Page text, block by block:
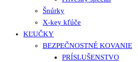
Šnúrky
X-key kľúče
KĽUČKY
BEZPEČNOSTNÉ KOVANIE
PRÍSLUŠENSTVO